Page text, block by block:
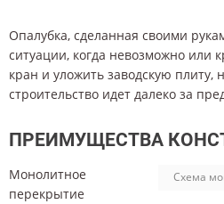
Опалубка, сделанная своими
ситуации, когда невозможно или
кран и уложить заводскую плиту,
строительство идет далеко за
ПРЕИМУЩЕСТВА
Схема
Монолитное
перекрытие